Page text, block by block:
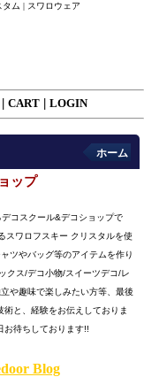
ム | スワロウェア
CART LOGIN
ホーム
ップ
コスクール&デコショップで
スワロフスキー クリスタルを使
ツやバッグ等のアイテムを作り
クス/デコ小物/スイーツデコ/レ
や趣味で楽しみたい方等、最後
術と、経験をお伝えしておりま
お待ちしております!!
Blog